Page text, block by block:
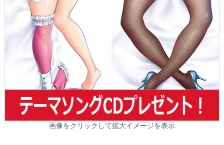
画像をクリックして拡大イメージを表示